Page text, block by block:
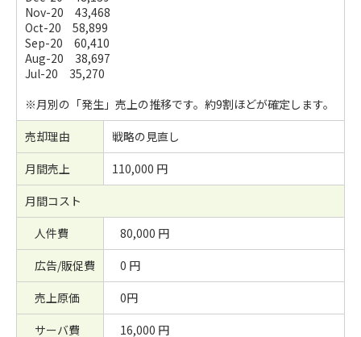
Nov-20 43,468
Oct-20 58,899
Sep-20 60,410
Aug-20 38,697
Jul-20 35,270
※月別の「発生」売上の推移です。約9割ほどが確定します。
売却理由
戦略の見直し
月間売上
110,000 円
月間コスト
人件費
80,000 円
広告/販促費
0 円
売上原価
0円
サーバ費
16,000 円